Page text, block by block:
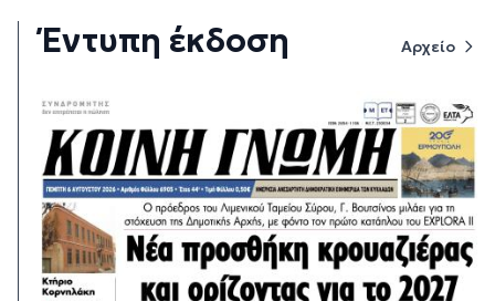
Έντυπη έκδοση Αρχείο